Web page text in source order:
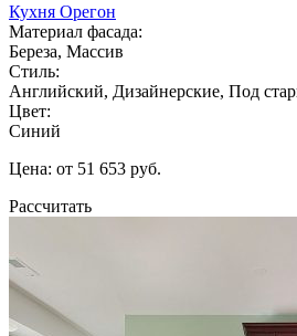
Кухня Орегон
Материал фасада:
Береза, Массив
Стиль:
Английский, Дизайнерские, Под
Цвет:
Синий
Цена: от 51 653 руб.
Рассчитать